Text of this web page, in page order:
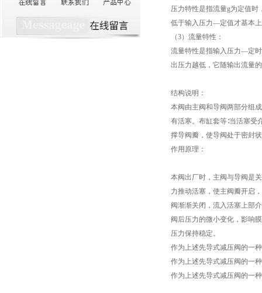
压力特性是指流量g为定值
低于输入压力—定值才基本
（3）流量特性：
流量特性是指输入压力—定
出压力越低，它随输出流量
结构说明：
本阀由主阀和导阀两部分组
有活寒。布缸套等∶当活塞受
撑导阀瓣，使导阀处于密封
作用原理：
本阀出厂时，主阀与导阀是
力推动活塞，使主阀瓣开启
阀渐渐关闭，流入活塞上部
阀后压力的微小变化，影响
压力保持稳定。
作为上述先导式减压阀的一
作为上述先导式减压阀的一
作为上述先导式减压阀的一